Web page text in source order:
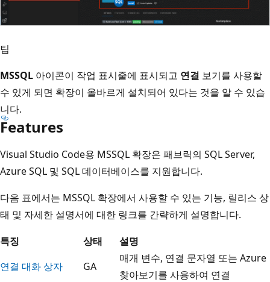
팁
MSSQL 아이콘이 작업 표시줄에 표시되고 연결 보기를 사용할
수 있게 되면 확장이 올바르게 설치되어 있다는 것을 알 수 있습
니다.
Features
Visual Studio Code용 MSSQL 확장은 패브릭의 SQL Server,
Azure SQL 및 SQL 데이터베이스를 지원합니다.
다음 표에서는 MSSQL 확장에서 사용할 수 있는 기능, 릴리스 상
태 및 자세한 설명서에 대한 링크를 간략하게 설명합니다.
특징
상태
설명
연결 대화 상자
GA
매개 변수, 연결 문자열 또는 Azure
찾아보기를 사용하여 연결